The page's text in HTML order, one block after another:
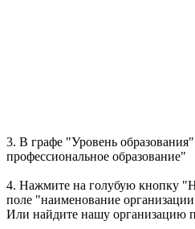
3. В графе "Уровень
профессиональное образование"
4. Нажмите на голубую кнопку
поле "наименование
Или найдите нашу организацию